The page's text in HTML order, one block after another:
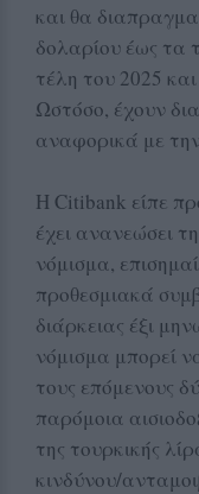
και θα
δολαρίου έως τα
τέλη του 2025
Ωστόσο, έχουν
αναφορικά με
Η Citibank είπε
έχει ανανεώσει
νόμισμα,
προθεσμιακά
διάρκειας έξι
νόμισμα μπορεί
τους επόμενους
παρόμοια
της τουρκικής
κινδύνου/